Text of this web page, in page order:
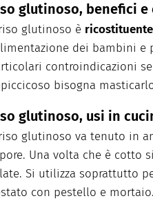
glutinoso, benefici
glutinoso è
dei bambini
controindicazioni
bisogna
glutinoso, usi in
glutinoso va tenuto in
Una volta che è cotto
Si utilizza soprattutto
con pestello e